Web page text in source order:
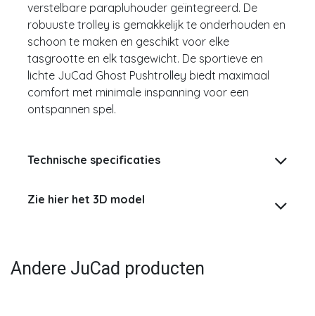
verstelbare parapluhouder geïntegreerd. De
robuuste trolley is gemakkelijk te onderhouden en
schoon te maken en geschikt voor elke
tasgrootte en elk tasgewicht. De sportieve en
lichte JuCad Ghost Pushtrolley biedt maximaal
comfort met minimale inspanning voor een
ontspannen spel.
Technische specificaties
Zie hier het 3D model
Andere JuCad producten